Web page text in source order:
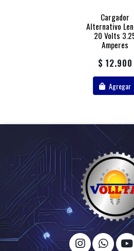
Cargador
Alternativo
20 Volts
Amperes
$ 12.900
Agregar